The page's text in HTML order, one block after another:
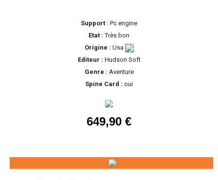
Support : Pc engine
Etat :Très bon
Origine : Usa
Editeur : Hudson Soft
Genre : Aventure
Spine Card : oui
649,90 €